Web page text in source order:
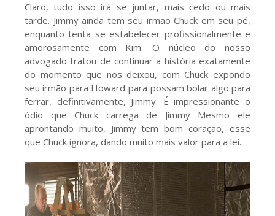
Claro, tudo isso irá se juntar, mais cedo ou mais
tarde. Jimmy ainda tem seu irmão Chuck em seu pé,
enquanto tenta se estabelecer profissionalmente e
amorosamente com Kim. O núcleo do nosso
advogado tratou de continuar a história exatamente
do momento que nos deixou, com Chuck expondo
seu irmão para Howard para possam bolar algo para
ferrar, definitivamente, Jimmy. É impressionante o
ódio que Chuck carrega de Jimmy Mesmo ele
aprontando muito, Jimmy tem bom coração, esse
que Chuck ignora, dando muito mais valor para a lei.